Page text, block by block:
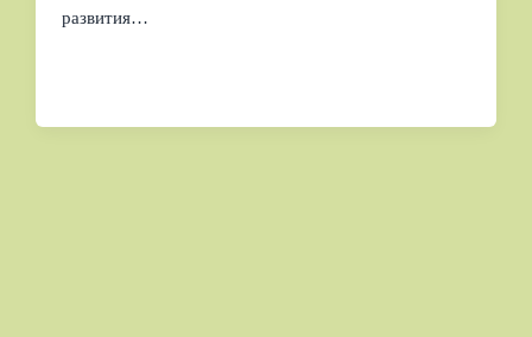
развития…